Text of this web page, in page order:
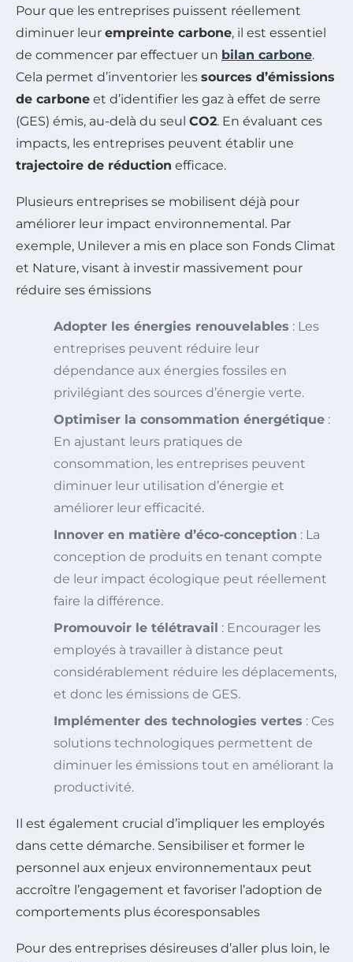
Pour que les entreprises puissent réellement
diminuer leur empreinte carbone, il est essentiel
de commencer par effectuer un bilan carbone.
Cela permet d’inventorier les sources d’émissions
de carbone et d’identifier les gaz à effet de serre
(GES) émis, au-delà du seul CO2. En évaluant ces
impacts, les entreprises peuvent établir une
trajectoire de réduction efficace.
Plusieurs entreprises se mobilisent déjà pour
améliorer leur impact environnemental. Par
exemple, Unilever a mis en place son Fonds Climat
et Nature, visant à investir massivement pour
réduire ses émissions
Adopter les énergies renouvelables : Les
entreprises peuvent réduire leur
dépendance aux énergies fossiles en
privilégiant des sources d’énergie verte.
Optimiser la consommation énergétique :
En ajustant leurs pratiques de
consommation, les entreprises peuvent
diminuer leur utilisation d’énergie et
améliorer leur efficacité.
Innover en matière d’éco-conception : La
conception de produits en tenant compte
de leur impact écologique peut réellement
faire la différence.
Promouvoir le télétravail : Encourager les
employés à travailler à distance peut
considérablement réduire les déplacements,
et donc les émissions de GES.
Implémenter des technologies vertes : Ces
solutions technologiques permettent de
diminuer les émissions tout en améliorant la
productivité.
Il est également crucial d’impliquer les employés
dans cette démarche. Sensibiliser et former le
personnel aux enjeux environnementaux peut
accroître l’engagement et favoriser l’adoption de
comportements plus écoresponsables
Pour des entreprises désireuses d’aller plus loin, le